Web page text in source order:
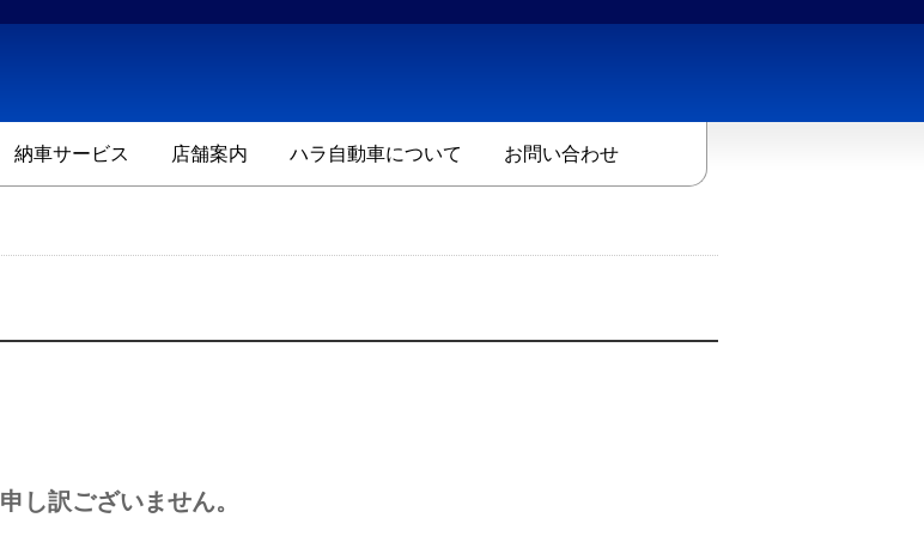
納車サービス 店舗案内 ハラ自動車について お問い合わせ
申し訳ございません。